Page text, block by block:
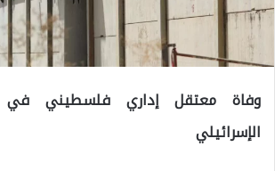
وفاة معتقل إداري فلسطيني في
الإسرائيلي